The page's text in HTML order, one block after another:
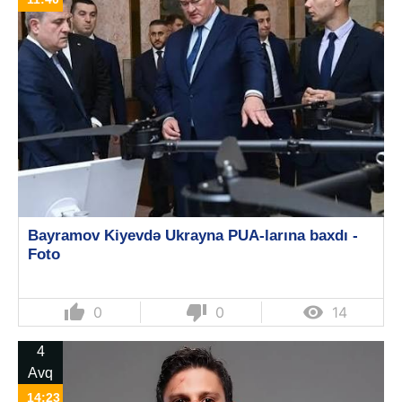
Bayramov Kiyevdə Ukrayna PUA-larına baxdı -
Foto
thumb_up 0 thumb_down 0  14
4
Avq
14:23